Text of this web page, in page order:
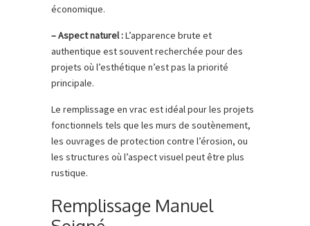
économique.
– Aspect naturel :L’apparence brute et
authentique est souvent recherchée pour des
projets où l’esthétique n’est pas la priorité
principale.
Le remplissage en vrac est idéal pour les projets
fonctionnels tels que les murs de soutènement,
les ouvrages de protection contre l’érosion, ou
les structures où l’aspect visuel peut être plus
rustique.
Remplissage Manuel